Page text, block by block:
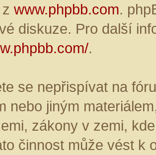
www.phpbb.com.
diskuze. Pro další
.
se nepřispívat na
nebo jiným
zákony v zemi,
činnost může vést k